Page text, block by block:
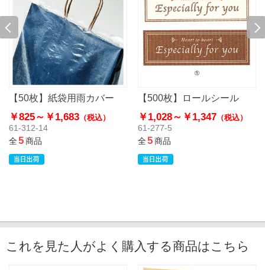
【50枚】紙袋用雨カバー
￥825～ ￥1,683 （税込）
61-312-14
全5商品
【500枚】ロールシール
￥1,028～ ￥1,347 （税込）
61-277-5
全5商品
これを見た人がよく購入する商品はこちら